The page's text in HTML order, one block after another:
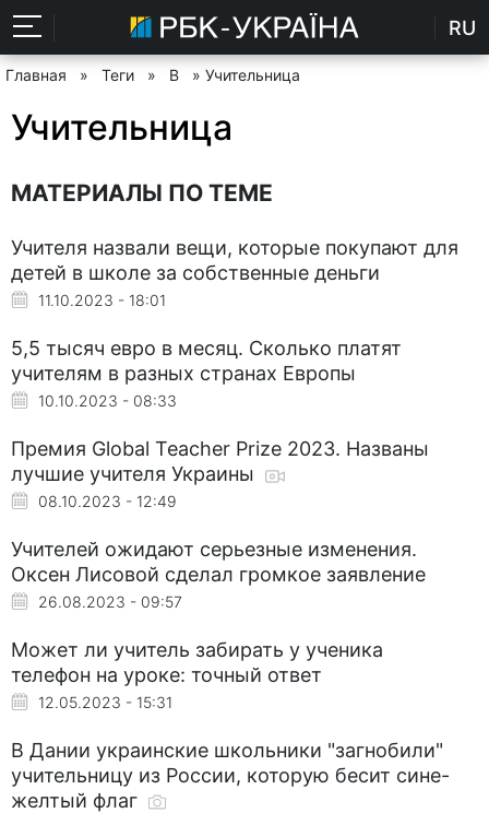
RU
Главная » Теги » В » Учительница
Учительница
МАТЕРИАЛЫ ПО ТЕМЕ
Учителя назвали вещи, которые покупают для
детей в школе за собственные деньги
11.10.2023 - 18:01
5,5 тысяч евро в месяц. Сколько платят
учителям в разных странах Европы
10.10.2023 - 08:33
Премия Global Teacher Prize 2023. Названы
лучшие учителя Украины
08.10.2023 - 12:49
Учителей ожидают серьезные изменения.
Оксен Лисовой сделал громкое заявление
26.08.2023 - 09:57
Может ли учитель забирать у ученика
телефон на уроке: точный ответ
12.05.2023 - 15:31
В Дании украинские школьники "загнобили"
учительницу из России, которую бесит сине-
желтый флаг